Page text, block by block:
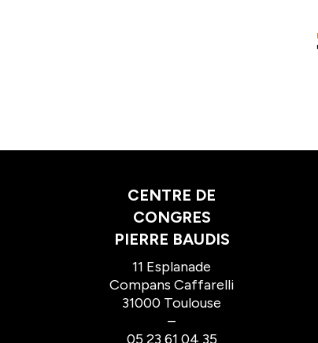
CENTRE DE
CONGRES
PIERRE BAUDIS
11 Esplanade
Compans Caffarelli
31000 Toulouse
–
05 23 61 04 35